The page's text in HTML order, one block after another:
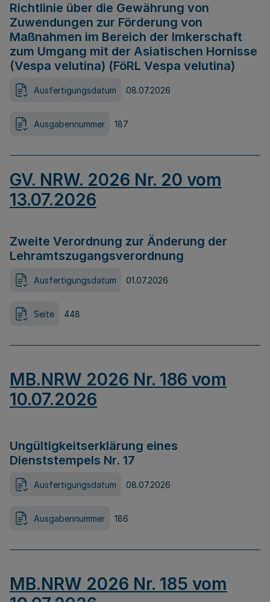
Richtlinie über die Gewährung von
Zuwendungen zur Förderung von
Maßnahmen im Bereich der Imkerschaft
zum Umgang mit der Asiatischen Hornisse
(Vespa velutina) (FöRL Vespa velutina)
Ausfertigungsdatum 08.07.2026
Ausgabennummer 187
GV. NRW. 2026 Nr. 20 vom
13.07.2026
Zweite Verordnung zur Änderung der
Lehramtszugangsverordnung
Ausfertigungsdatum 01.07.2026
Seite 448
MB.NRW 2026 Nr. 186 vom
10.07.2026
Ungültigkeitserklärung eines
Dienststempels Nr. 17
Ausfertigungsdatum 08.07.2026
Ausgabennummer 186
MB.NRW 2026 Nr. 185 vom